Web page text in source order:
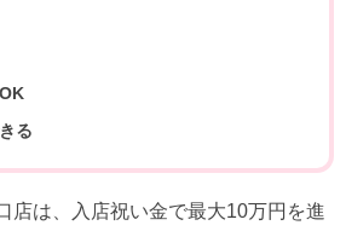
る
店は、入店祝い金で最大10万円を進